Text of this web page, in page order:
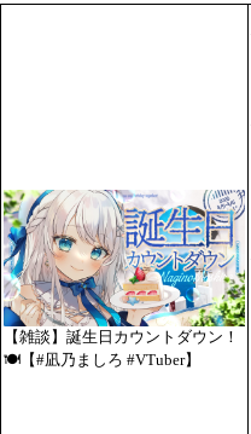
【雑談】誕生日カウントダウン！
🍽【#凪乃ましろ #VTuber】